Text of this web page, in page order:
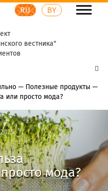
RU BY
вестника"
— Полезные продукты —
или просто мода?
мода?